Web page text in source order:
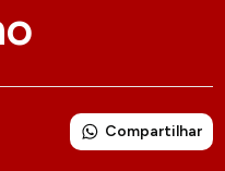
Compartilhar